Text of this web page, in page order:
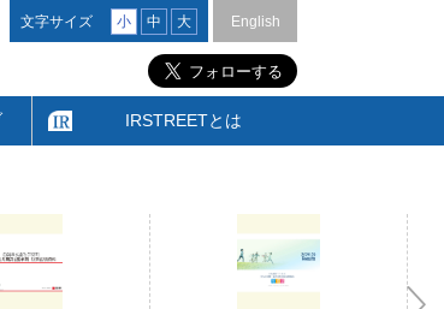
文字サイズ 小 中 大 English
IRSTREETとは